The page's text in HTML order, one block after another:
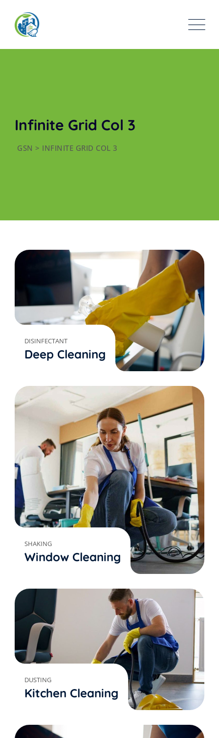
Infinite Grid Col 3
GSN > INFINITE GRID COL 3
DISINFECTANT
Deep Cleaning
SHAKING
Window Cleaning
DUSTING
Kitchen Cleaning